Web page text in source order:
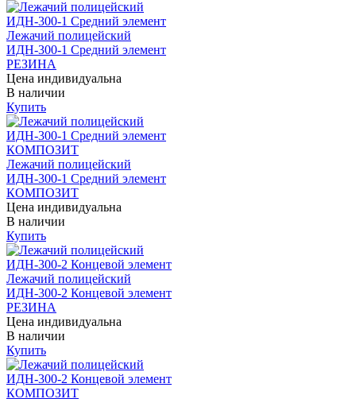
Лежачий полицейский
ИДН-300-1 Средний элемент
РЕЗИНА
Цена индивидуальна
В наличии
Купить
Лежачий полицейский
ИДН-300-1 Средний элемент
КОМПОЗИТ
Цена индивидуальна
В наличии
Купить
Лежачий полицейский
ИДН-300-2 Концевой элемент
РЕЗИНА
Цена индивидуальна
В наличии
Купить